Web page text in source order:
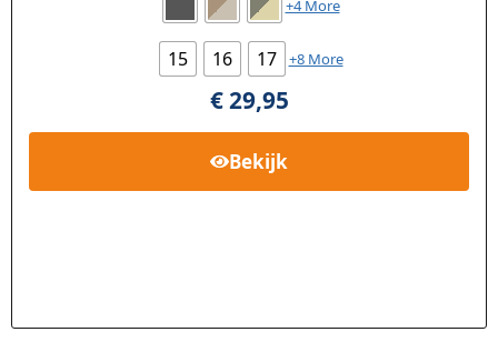
+4 More
15 16 17 +8 More
€29,95
Bekijk